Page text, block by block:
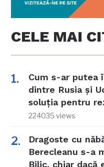
CELE MAI
Cum s-ar putea
dintre Rusia și
soluția pentru
224035 views
Dragoste cu
Berecleanu s-a
Bilic, chiar dacă